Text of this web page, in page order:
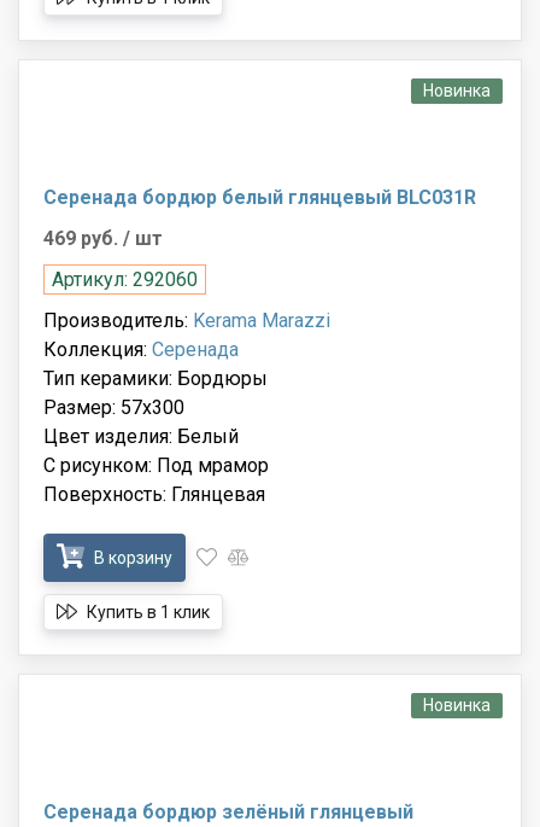
Новинка
Серенада бордюр белый глянцевый BLC031R
469 руб. / шт
Артикул: 292060
Производитель: Kerama Marazzi
Коллекция: Серенада
Тип керамики: Бордюры
Размер: 57x300
Цвет изделия: Белый
С рисунком: Под мрамор
Поверхность: Глянцевая
В корзину
Купить в 1 клик
Новинка
Серенада бордюр зелёный глянцевый